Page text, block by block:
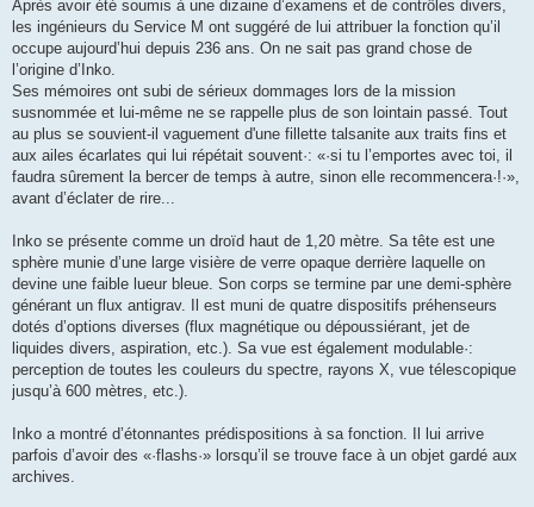
Après avoir été soumis à une dizaine d’examens et de contrôles divers,
les ingénieurs du Service M ont suggéré de lui attribuer la fonction qu’il
occupe aujourd’hui depuis 236 ans. On ne sait pas grand chose de
l’origine d’Inko.
Ses mémoires ont subi de sérieux dommages lors de la mission
susnommée et lui-même ne se rappelle plus de son lointain passé. Tout
au plus se souvient-il vaguement d'une fillette talsanite aux traits fins et
aux ailes écarlates qui lui répétait souvent·: «·si tu l’emportes avec toi, il
faudra sûrement la bercer de temps à autre, sinon elle recommencera·!·»,
avant d’éclater de rire...
Inko se présente comme un droïd haut de 1,20 mètre. Sa tête est une
sphère munie d’une large visière de verre opaque derrière laquelle on
devine une faible lueur bleue. Son corps se termine par une demi-sphère
générant un flux antigrav. Il est muni de quatre dispositifs préhenseurs
dotés d’options diverses (flux magnétique ou dépoussiérant, jet de
liquides divers, aspiration, etc.). Sa vue est également modulable·:
perception de toutes les couleurs du spectre, rayons X, vue télescopique
jusqu’à 600 mètres, etc.).
Inko a montré d’étonnantes prédispositions à sa fonction. Il lui arrive
parfois d’avoir des «·flashs·» lorsqu’il se trouve face à un objet gardé aux
archives.